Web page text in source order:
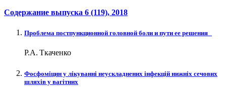
Содержание выпуска 6 (119), 2018
Проблема постпункционной головной боли и пути ее решения
Р.А. Ткаченко
Фосфоміцин у лікуванні неускладнених інфекцій нижніх сечових
шляхів у вагітних